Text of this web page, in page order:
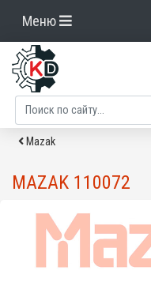
Меню
Mazak
MAZAK 110072